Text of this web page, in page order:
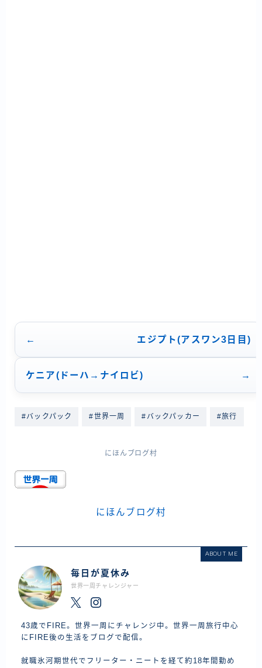
エジプト(アスワン3日目)
ケニア(ドーハ→ナイロビ)
#バックパック #世界一周 #バックパッカー #旅行
にほんブログ村
にほんブログ村
ABOUT ME
毎日が夏休み
世界一周チャレンジャー
43歳でFIRE。世界一周にチャレンジ中。世界一周旅行中心
にFIRE後の生活をブログで配信。
就職氷河期世代でフリーター・ニートを経て約18年間勤め